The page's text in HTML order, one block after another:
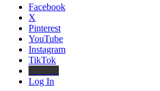
Facebook
X
Pinterest
YouTube
Instagram
TikTok
Log In